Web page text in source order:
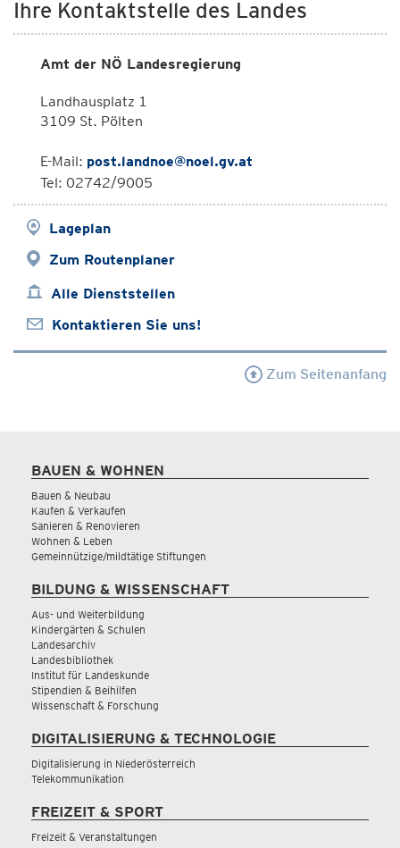
Ihre Kontaktstelle des Landes
Amt der NÖ Landesregierung
Landhausplatz 1
3109 St. Pölten
E-Mail: post.landnoe@noel.gv.at
Tel: 02742/9005
Lageplan
Zum Routenplaner
Alle Dienststellen
Kontaktieren Sie uns!
Zum Seitenanfang
BAUEN & WOHNEN
Bauen & Neubau
Kaufen & Verkaufen
Sanieren & Renovieren
Wohnen & Leben
Gemeinnützige/mildtätige Stiftungen
BILDUNG & WISSENSCHAFT
Aus- und Weiterbildung
Kindergärten & Schulen
Landesarchiv
Landesbibliothek
Institut für Landeskunde
Stipendien & Beihilfen
Wissenschaft & Forschung
DIGITALISIERUNG & TECHNOLOGIE
Digitalisierung in Niederösterreich
Telekommunikation
FREIZEIT & SPORT
Freizeit & Veranstaltungen